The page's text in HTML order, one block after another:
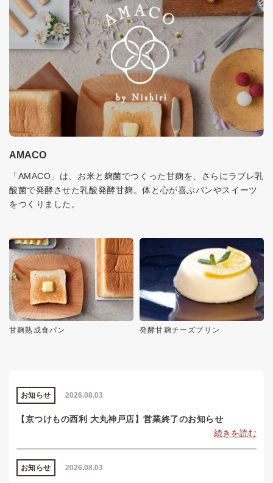
AMACO
「AMACO」は、お米と麹菌でつくった甘麹を、さらにラブレ乳
酸菌で発酵させた乳酸発酵甘麹。体と心が喜ぶパンやスイーツ
をつくりました。
甘麹熟成食パン 発酵甘麹チーズプリン
2026.08.03
お知らせ
【京つけもの西利 大丸神戸店】営業終了のお知らせ
続きを読む
2026.08.03
お知らせ